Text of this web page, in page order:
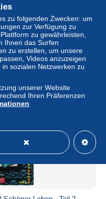
Geldmarktfonds bei der
Bank
$
Gewerblicher Händler
zu folgenden Zwecken: um
zur Verfügung zu
zu gewährleisten,
Ihnen das Surfen
zu erstellen, um unsere
Videos anzuzeigen
sozialen Netzwerken zu
unserer Website
Ihren Präferenzen